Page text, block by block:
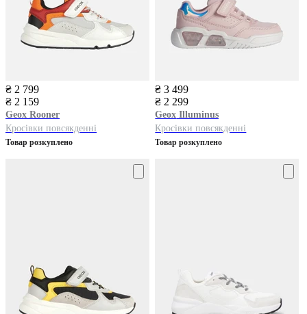
₴ 2 799
₴ 2 159
Geox Rooner
Кросівки повсякденні
Товар розкуплено
₴ 3 499
₴ 2 299
Geox Illuminus
Кросівки повсякденні
Товар розкуплено